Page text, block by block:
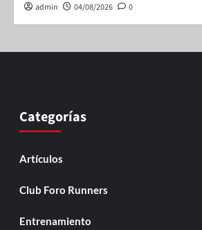
admin 04/08/2026 0
Categorías
Artículos
Club Foro Runners
Entrenamiento